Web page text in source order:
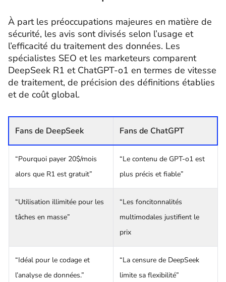
À part les préoccupations majeures en matière de
sécurité, les avis sont divisés selon l’usage et
l’efficacité du traitement des données. Les
spécialistes SEO et les marketeurs comparent
DeepSeek R1 et ChatGPT-o1 en termes de vitesse
de traitement, de précision des définitions établies
et de coût global.
Fans de DeepSeek Fans de ChatGPT
“Pourquoi payer 20$/mois
alors que R1 est gratuit”
“Le contenu de GPT-o1 est
plus précis et fiable”
“Utilisation illimitée pour les
tâches en masse”
“Les foncitonnalités
multimodales justifient le
prix
“Idéal pour le codage et
l’analyse de données.”
“La censure de DeepSeek
limite sa flexibilité”